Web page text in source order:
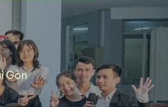
Gòn